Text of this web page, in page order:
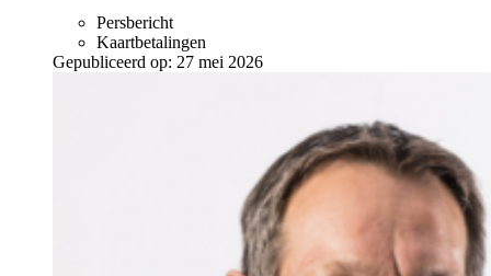
Persbericht
Kaartbetalingen
Gepubliceerd op: 27 mei 2026